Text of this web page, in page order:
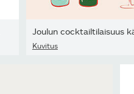
Joulun cocktailtilaisuus
Kuvitus